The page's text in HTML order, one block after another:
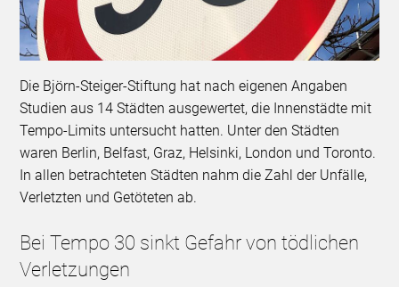
Die Björn-Steiger-Stiftung hat nach eigenen Angaben
Studien aus 14 Städten ausgewertet, die Innenstädte mit
Tempo-Limits untersucht hatten. Unter den Städten
waren Berlin, Belfast, Graz, Helsinki, London und Toronto.
In allen betrachteten Städten nahm die Zahl der Unfälle,
Verletzten und Getöteten ab.
Bei Tempo 30 sinkt Gefahr von tödlichen
Verletzungen